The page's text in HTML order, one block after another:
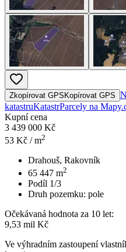
Zkopírovat GPSKopírovat GPS
katastruKatastrParcely na
Kupní cena
3 439 000 Kč
53 Kč / m2
Drahouš, Rakovník
65 447 m2
Podíl 1/3
Druh pozemku: pole
Očekávaná hodnota za 10 let:
9,53 mil Kč
Ve výhradním zastoupení